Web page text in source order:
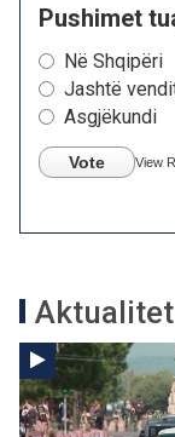
Pushimet
Në Shqipëri
Jashtë
Asgjëkundi
Vote View